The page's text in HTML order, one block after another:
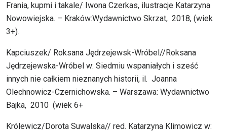
Frania, kupmi i takale/ Iwona Czerkas, ilustracje Katarzyna
Nowowiejska. – Kraków:Wydawnictwo Skrzat, 2018, (wiek
3+).
Kapciuszek/ Roksana Jędrzejewsk-Wróbel//Roksana
Jędrzejewska-Wróbel w: Siedmiu wspaniałych i sześć
innych nie całkiem nieznanych historii, il. Joanna
Olechnowicz-Czernichowska. – Warszawa: Wydawnictwo
Bajka, 2010 (wiek 6+
Królewicz/Dorota Suwalska// red. Katarzyna Klimowicz w: